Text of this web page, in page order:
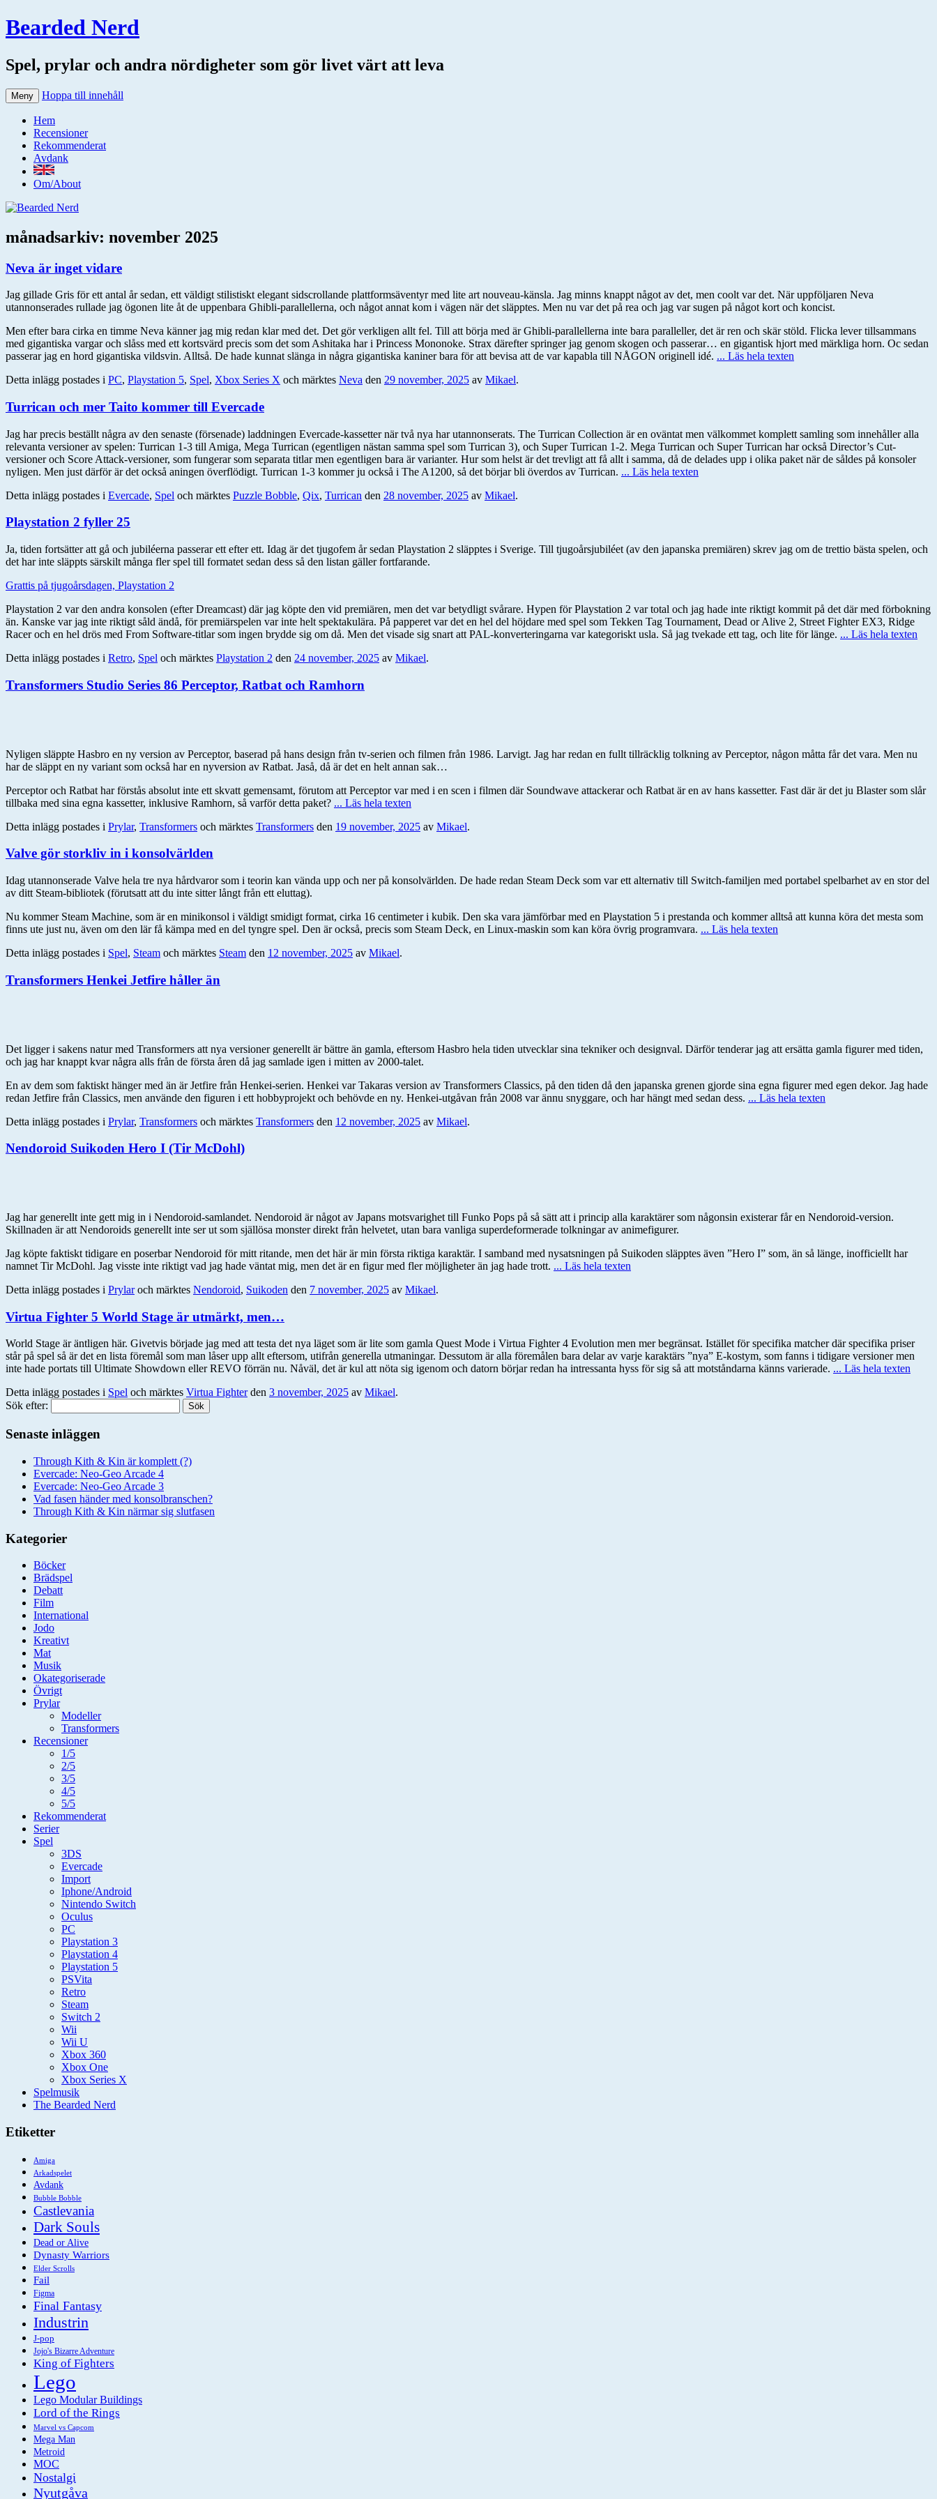
Bearded Nerd
Spel, prylar och andra nördigheter som gör livet värt att leva
Meny Hoppa till innehåll
Hem
Recensioner
Rekommenderat
Avdank
Om/About
månadsarkiv: november 2025
Neva är inget vidare
Jag gillade Gris för ett antal år sedan, ett väldigt stilistiskt elegant sidscrollande plattformsäventyr med lite art nouveau-känsla. Jag minns knappt något av det, men coolt var det. När uppföljaren Neva
utannonserades rullade jag ögonen lite åt de uppenbara Ghibli-parallellerna, och något annat kom i vägen när det släpptes. Men nu var det på rea och jag var sugen på något kort och koncist.
Men efter bara cirka en timme Neva känner jag mig redan klar med det. Det gör verkligen allt fel. Till att börja med är Ghibli-parallellerna inte bara paralleller, det är ren och skär stöld. Flicka lever tillsammans
med gigantiska vargar och slåss med ett kortsvärd precis som det som Ashitaka har i Princess Mononoke. Strax därefter springer jag genom skogen och passerar… en gigantisk hjort med märkliga horn. Oc sedan
passerar jag en hord gigantiska vildsvin. Alltså. De hade kunnat slänga in några gigantiska kaniner bara för att bevisa att de var kapabla till NÅGON originell idé. ... Läs hela texten
Detta inlägg postades i PC, Playstation 5, Spel, Xbox Series X och märktes Neva den 29 november, 2025 av Mikael.
Turrican och mer Taito kommer till Evercade
Jag har precis beställt några av den senaste (försenade) laddningen Evercade-kassetter när två nya har utannonserats. The Turrican Collection är en oväntat men välkommet komplett samling som innehåller alla
relevanta versioner av spelen: Turrican 1-3 till Amiga, Mega Turrican (egentligen nästan samma spel som Turrican 3), och Super Turrican 1-2. Mega Turrican och Super Turrican har också Director’s Cut-
versioner och Score Attack-versioner, som fungerar som separata titlar men egentligen bara är varianter. Hur som helst är det trevligt att få allt i samma, då de delades upp i olika paket när de såldes på konsoler
nyligen. Men just därför är det också aningen överflödigt. Turrican 1-3 kommer ju också i The A1200, så det börjar bli överdos av Turrican. ... Läs hela texten
Detta inlägg postades i Evercade, Spel och märktes Puzzle Bobble, Qix, Turrican den 28 november, 2025 av Mikael.
Playstation 2 fyller 25
Ja, tiden fortsätter att gå och jubiléerna passerar ett efter ett. Idag är det tjugofem år sedan Playstation 2 släpptes i Sverige. Till tjugoårsjubiléet (av den japanska premiären) skrev jag om de trettio bästa spelen, och
det har inte släppts särskilt många fler spel till formatet sedan dess så den listan gäller fortfarande.
Grattis på tjugoårsdagen, Playstation 2
Playstation 2 var den andra konsolen (efter Dreamcast) där jag köpte den vid premiären, men det var betydligt svårare. Hypen för Playstation 2 var total och jag hade inte riktigt kommit på det där med förbokning
än. Kanske var jag inte riktigt såld ändå, för premiärspelen var inte helt spektakulära. På papperet var det en hel del höjdare med spel som Tekken Tag Tournament, Dead or Alive 2, Street Fighter EX3, Ridge
Racer och en hel drös med From Software-titlar som ingen brydde sig om då. Men det visade sig snart att PAL-konverteringarna var kategoriskt usla. Så jag tvekade ett tag, och lite för länge. ... Läs hela texten
Detta inlägg postades i Retro, Spel och märktes Playstation 2 den 24 november, 2025 av Mikael.
Transformers Studio Series 86 Perceptor, Ratbat och Ramhorn
Nyligen släppte Hasbro en ny version av Perceptor, baserad på hans design från tv-serien och filmen från 1986. Larvigt. Jag har redan en fullt tillräcklig tolkning av Perceptor, någon måtta får det vara. Men nu
har de släppt en ny variant som också har en nyversion av Ratbat. Jaså, då är det en helt annan sak…
Perceptor och Ratbat har förstås absolut inte ett skvatt gemensamt, förutom att Perceptor var med i en scen i filmen där Soundwave attackerar och Ratbat är en av hans kassetter. Fast där är det ju Blaster som slår
tillbaka med sina egna kassetter, inklusive Ramhorn, så varför detta paket? ... Läs hela texten
Detta inlägg postades i Prylar, Transformers och märktes Transformers den 19 november, 2025 av Mikael.
Valve gör storkliv in i konsolvärlden
Idag utannonserade Valve hela tre nya hårdvaror som i teorin kan vända upp och ner på konsolvärlden. De hade redan Steam Deck som var ett alternativ till Switch-familjen med portabel spelbarhet av en stor del
av ditt Steam-bibliotek (förutsatt att du inte sitter långt från ett eluttag).
Nu kommer Steam Machine, som är en minikonsol i väldigt smidigt format, cirka 16 centimeter i kubik. Den ska vara jämförbar med en Playstation 5 i prestanda och kommer alltså att kunna köra det mesta som
finns ute just nu, även om den lär få kämpa med en del tyngre spel. Den är också, precis som Steam Deck, en Linux-maskin som kan köra övrig programvara. ... Läs hela texten
Detta inlägg postades i Spel, Steam och märktes Steam den 12 november, 2025 av Mikael.
Transformers Henkei Jetfire håller än
Det ligger i sakens natur med Transformers att nya versioner generellt är bättre än gamla, eftersom Hasbro hela tiden utvecklar sina tekniker och designval. Därför tenderar jag att ersätta gamla figurer med tiden,
och jag har knappt kvar några alls från de första åren då jag samlade igen i mitten av 2000-talet.
En av dem som faktiskt hänger med än är Jetfire från Henkei-serien. Henkei var Takaras version av Transformers Classics, på den tiden då den japanska grenen gjorde sina egna figurer med egen dekor. Jag hade
redan Jetfire från Classics, men använde den figuren i ett hobbyprojekt och behövde en ny. Henkei-utgåvan från 2008 var ännu snyggare, och har hängt med sedan dess. ... Läs hela texten
Detta inlägg postades i Prylar, Transformers och märktes Transformers den 12 november, 2025 av Mikael.
Nendoroid Suikoden Hero I (Tir McDohl)
Jag har generellt inte gett mig in i Nendoroid-samlandet. Nendoroid är något av Japans motsvarighet till Funko Pops på så sätt att i princip alla karaktärer som någonsin existerar får en Nendoroid-version.
Skillnaden är att Nendoroids generellt inte ser ut som själlösa monster direkt från helvetet, utan bara vanliga superdeformerade tolkningar av animefigurer.
Jag köpte faktiskt tidigare en poserbar Nendoroid för mitt ritande, men det här är min första riktiga karaktär. I samband med nysatsningen på Suikoden släpptes även ”Hero I” som, än så länge, inofficiellt har
namnet Tir McDohl. Jag visste inte riktigt vad jag hade väntat mig, men det är en figur med fler möjligheter än jag hade trott. ... Läs hela texten
Detta inlägg postades i Prylaroch märktes Nendoroid, Suikoden den 7 november, 2025 av Mikael.
Virtua Fighter 5 World Stage är utmärkt, men…
World Stage är äntligen här. Givetvis började jag med att testa det nya läget som är lite som gamla Quest Mode i Virtua Fighter 4 Evolution men mer begränsat. Istället för specifika matcher där specifika priser
står på spel så är det en lista föremål som man låser upp allt eftersom, utifrån generella utmaningar. Dessutom är alla föremålen bara delar av varje karaktärs ”nya” E-kostym, som fanns i tidigare versioner men
inte hade portats till Ultimate Showdown eller REVO förrän nu. Nåväl, det är kul att nöta sig igenom och datorn börjar redan ha intressanta hyss för sig så att motståndarna känns varierade. ... Läs hela texten
Detta inlägg postades i Spel och märktes Virtua Fighterden 3 november, 2025 av Mikael.
Sök efter:
Senaste inläggen
Through Kith & Kin är komplett (?)
Evercade: Neo-Geo Arcade 4
Evercade: Neo-Geo Arcade 3
Vad fasen händer med konsolbranschen?
Through Kith & Kin närmar sig slutfasen
Kategorier
Böcker
Brädspel
Debatt
Film
International
Jodo
Kreativt
Mat
Musik
Okategoriserade
Övrigt
Prylar
Modeller
Transformers
Recensioner
1/5
2/5
3/5
4/5
5/5
Rekommenderat
Serier
Spel
3DS
Evercade
Import
Iphone/Android
Nintendo Switch
Oculus
PC
Playstation 3
Playstation 4
Playstation 5
PSVita
Retro
Steam
Switch 2
Wii
Wii U
Xbox 360
Xbox One
Xbox Series X
Spelmusik
The Bearded Nerd
Etiketter
Amiga
Arkadspelet
Avdank
Bubble Bobble
Castlevania
Dark Souls
Dead or Alive
Dynasty Warriors
Elder Scrolls
Fail
Figma
Final Fantasy
Industrin
J-pop
Jojo's Bizarre Adventure
King of Fighters
Lego
Lego Modular Buildings
Lord of the Rings
Marvel vs Capcom
Mega Man
Metroid
MOC
Nostalgi
Nyutgåva